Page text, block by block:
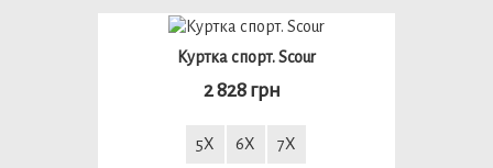
Куртка спорт. Scour
2 828 грн
5X 6X 7X